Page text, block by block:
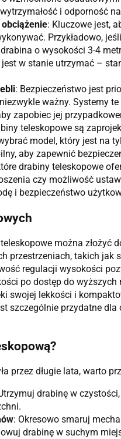
i odporność
: Kluczowe jest,
Przykładowo,
o wysokości 3-4
w stanie utrzymać –
: Bezpieczeństwo jest
ważny. Systemy
zapobiec jej
teleskopowe są
model, który jest na
aby zapewnić
drabiny teleskopowe
czy możliwość
i bezpieczeństwo
można złożyć
przestrzeniach, takich
regulacji wysokości
po dostęp do wyższych
swojej lekkości i
szczególnie przydatne
przez długie lata, warto
drabinę w
: Okresowo smaruj
drabinę w suchym